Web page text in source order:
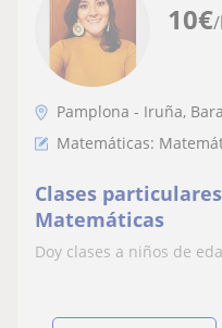
10€
Pamplona - Iruña,
Matemáticas:
Clases
Matemáticas
Doy clases a niños de